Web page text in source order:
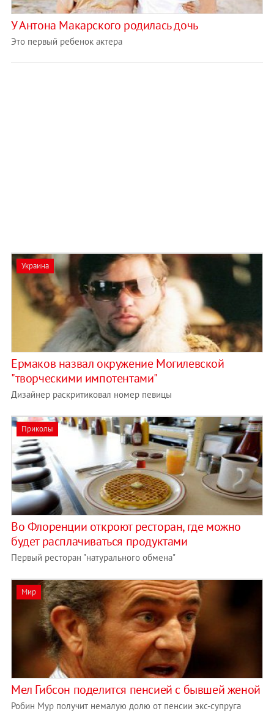
У Антона Макарского родилась дочь
Это первый ребенок актера
Украина
Ермаков назвал окружение Могилевской
"творческими импотентами"
Дизайнер раскритиковал номер певицы
Приколы
Во Флоренции откроют ресторан, где можно
будет расплачиваться продуктами
Первый ресторан "натурального обмена"
Мир
Мел Гибсон поделится пенсией с бывшей женой
Робин Мур получит немалую долю от пенсии экс-супруга